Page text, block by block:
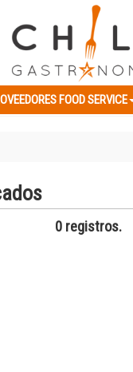
FOOD SERVICE
PROVEEDORES FOOD SERVICE
0 registros.